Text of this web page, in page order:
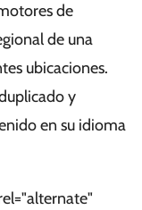
de
de una
ubicaciones.
y
en su idioma